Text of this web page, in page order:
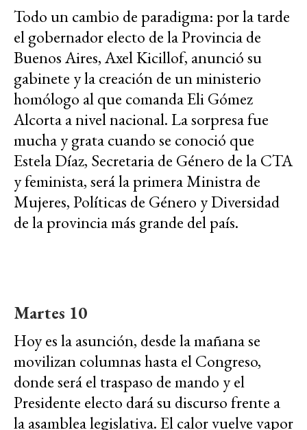
Todo un cambio de paradigma: por la tarde
el gobernador electo de la Provincia de
Buenos Aires, Axel Kicillof, anunció su
gabinete y la creación de un ministerio
homólogo al que comanda Eli Gómez
Alcorta a nivel nacional. La sorpresa fue
mucha y grata cuando se conoció que
Estela Díaz, Secretaria de Género de la CTA
y feminista, será la primera Ministra de
Mujeres, Políticas de Género y Diversidad
de la provincia más grande del país.
Martes 10
Hoy es la asunción, desde la mañana se
movilizan columnas hasta el Congreso,
donde será el traspaso de mando y el
Presidente electo dará su discurso frente a
la asamblea legislativa. El calor vuelve vapor